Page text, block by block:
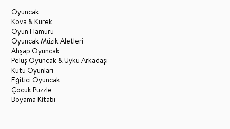
Oyuncak
Kova & Kürek
Oyun Hamuru
Oyuncak Müzik Aletleri
Ahşap Oyuncak
Peluş Oyuncak & Uyku Arkadaşı
Kutu Oyunları
Eğitici Oyuncak
Çocuk Puzzle
Boyama Kitabı